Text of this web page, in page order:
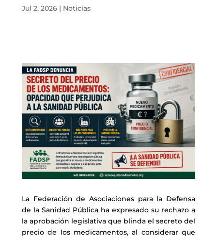
Jul 2, 2026| Noticias
La Federación de Asociaciones para la Defensa
de la Sanidad Públicaha expresado su rechazo a
la aprobación legislativa que blinda el secreto del
precio de los medicamentos, al considerar que